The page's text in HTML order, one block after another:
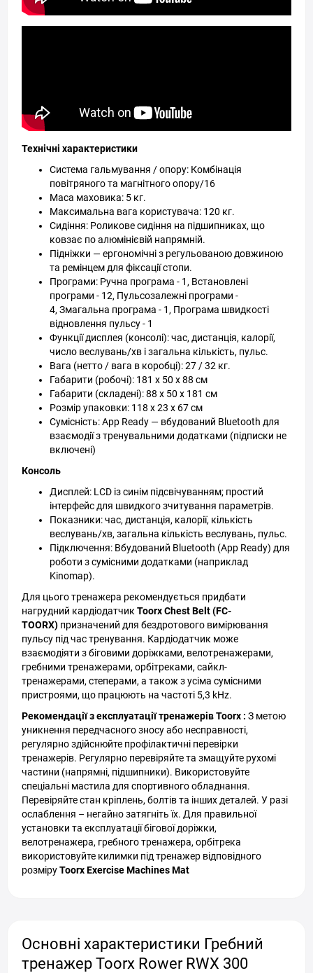
Технічні характеристики
Система гальмування / опору: Комбінація
повітряного та магнітного опору/16
Маса маховика: 5 кг.
Максимальна вага користувача: 120 кг.
Сидіння: Роликове сидіння на підшипниках, що
ковзає по алюмінієвій напрямній.
Підніжки —ергономічні з регульованою довжиною
та ремінцем для фіксації стопи.
Програми: Ручна програма - 1, Встановлені
програми - 12, Пульсозалежні програми -
4, Змагальна програма - 1, Програма швидкості
відновлення пульсу - 1
Функції дисплея (консолі): час, дистанція, калорії,
число веслувань/хв і загальна кількість, пульс.
Вага (нетто / вага в коробці): 27 / 32 кг.
Габарити (робочі): 181 x 50 x 88 см
Габарити (складені): 88 x 50 x 181 см
Розмір упаковки: 118 x 23 x 67 см
Сумісність: App Ready — вбудований Bluetooth для
взаємодії з тренувальними додатками (підписки не
включені)
Консоль
Дисплей: LCD із синім підсвічуванням; простий
інтерфейс для швидкого зчитування параметрів.
Показники: час, дистанція, калорії, кількість
веслувань/хв, загальна кількість веслувань, пульс.
Підключення: Вбудований Bluetooth (App Ready) для
роботи з сумісними додатками (наприклад
Kinomap).
Для цього тренажера рекомендується придбати
нагрудний кардіодатчик Toorx Chest Belt (FC-
TOORX) призначений для бездротового вимірювання
пульсу під час тренування. Кардіодатчик може
взаємодіяти з біговими доріжками, велотренажерами,
гребними тренажерами, орбітреками, сайкл-
тренажерами, степерами, а також з усіма сумісними
пристроями, що працюють на частоті 5,3 kHz.
Рекомендації з експлуатації тренажерів Toorx : З метою
уникнення передчасного зносу або несправності,
регулярно здійснюйте профілактичні перевірки
тренажерів. Регулярно перевіряйте та змащуйте рухомі
частини (напрямні, підшипники). Використовуйте
спеціальні мастила для спортивного обладнання.
Перевіряйте стан кріплень, болтів та інших деталей. У разі
ослаблення – негайно затягніть їх. Для правильної
установки та експлуатації бігової доріжки,
велотренажера, гребного тренажера, орбітрека
використовуйте килимки під тренажер відповідного
розміруToorx Exercise Machines Mat
Основні характеристики Гребний
тренажер Toorx Rower RWX 300